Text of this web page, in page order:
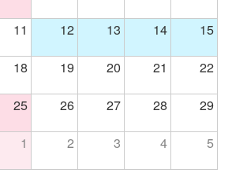
11 12 13 14
15
18 19 20 21
22
25 26 27 28
29
1 2 3 4 5